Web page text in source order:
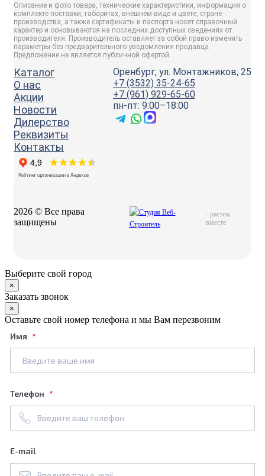
Описание и фото товара, технические характеристики, информация о
комплекте поставки, габаритах, внешнем виде и цвете, стране
производства, а также сертификаты и паспорта носят справочный
характер и основываются на последних доступных сведениях от
производителя. Производитель оставляет за собой право изменить
параметры без предварительного уведомления продавца.
Предложение не является публичной офертой.
Каталог
О нас
Акции
Новости
Дилерство
Реквизиты
Контакты
Оренбург, ул. Монтажников, 25
+7 (3532) 35-24-65
+7 (961) 929-65-60
пн-пт: 9:00–18:00
2026 © Все права
защищены
- растем
вместе
Выберите свой город
×
Заказать звонок
×
Оставьте свой номер телефона и мы Вам перезвоним
Имя
Телефон
E-mail